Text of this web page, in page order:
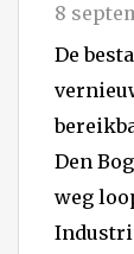
8
De
Den
weg